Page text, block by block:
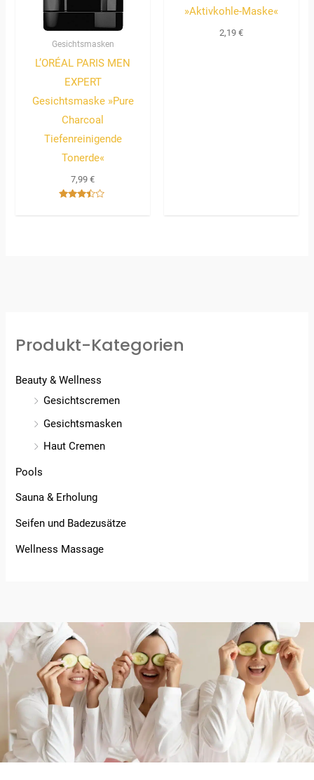
Gesichtsmasken
L’ORÉAL PARIS MEN
EXPERT
Gesichtsmaske »Pure
Charcoal
Tiefenreinigende
Tonerde«
7,99€
»Aktivkohle-Maske«
2,19 €
Produkt-Kategorien
Beauty & Wellness
Gesichtscremen
Gesichtsmasken
Haut Cremen
Pools
Sauna & Erholung
Seifen und Badezusätze
Wellness Massage